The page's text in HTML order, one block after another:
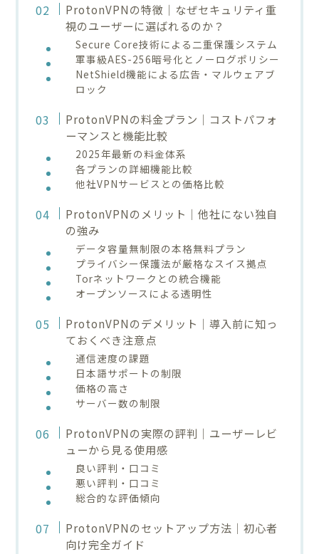
ProtonVPNの特徴｜なぜセキュリティ重
視のユーザーに選ばれるのか？
Secure Core技術による二重保護システム
軍事級AES-256暗号化とノーログポリシー
NetShield機能による広告・マルウェアブ
ロック
ProtonVPNの料金プラン｜コストパフォ
ーマンスと機能比較
2025年最新の料金体系
各プランの詳細機能比較
他社VPNサービスとの価格比較
ProtonVPNのメリット｜他社にない独自
の強み
データ容量無制限の本格無料プラン
プライバシー保護法が厳格なスイス拠点
Torネットワークとの統合機能
オープンソースによる透明性
ProtonVPNのデメリット｜導入前に知っ
ておくべき注意点
通信速度の課題
日本語サポートの制限
価格の高さ
サーバー数の制限
ProtonVPNの実際の評判｜ユーザーレビ
ューから見る使用感
良い評判・口コミ
悪い評判・口コミ
総合的な評価傾向
ProtonVPNのセットアップ方法｜初心者
向け完全ガイド